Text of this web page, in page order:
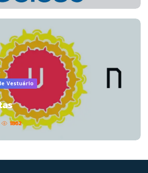
Vestuário
1862